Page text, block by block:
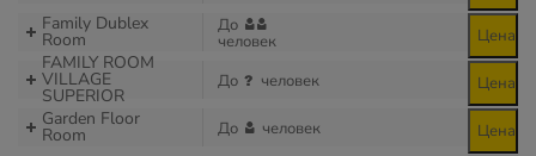
Family Dublex
Room
До
человек Цена
FAMILY ROOM
VILLAGE
SUPERIOR
До человек Цена
Garden Floor
Room До человек Цена